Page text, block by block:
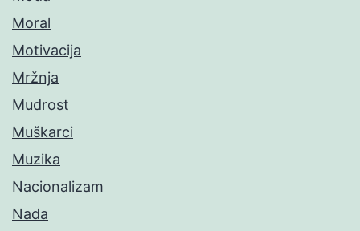
Moral
Motivacija
Mržnja
Mudrost
Muškarci
Muzika
Nacionalizam
Nada